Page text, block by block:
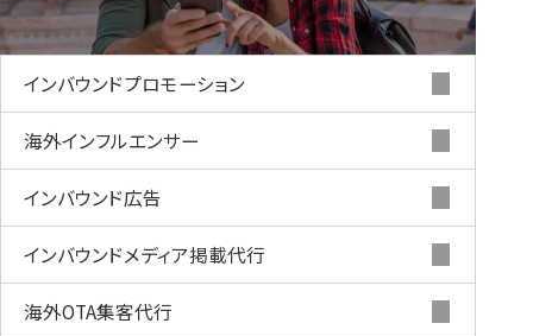
マーケティング
インバウンドプロモーション
海外インフルエンサー
インバウンド広告
インバウンドメディア掲載代行
海外OTA集客代行